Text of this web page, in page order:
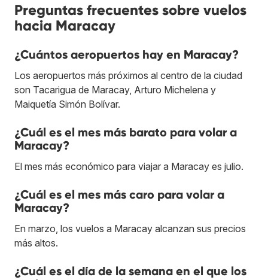
Preguntas frecuentes sobre vuelos
hacia Maracay
¿Cuántos aeropuertos hay en Maracay?
Los aeropuertos más próximos al centro de la ciudad
son Tacarigua de Maracay, Arturo Michelena y
Maiquetía Simón Bolívar.
¿Cuál es el mes más barato para volar a
Maracay?
El mes más económico para viajar a Maracay es julio.
¿Cuál es el mes más caro para volar a
Maracay?
En marzo, los vuelos a Maracay alcanzan sus precios
más altos.
¿Cuál es el día de la semana en el que los